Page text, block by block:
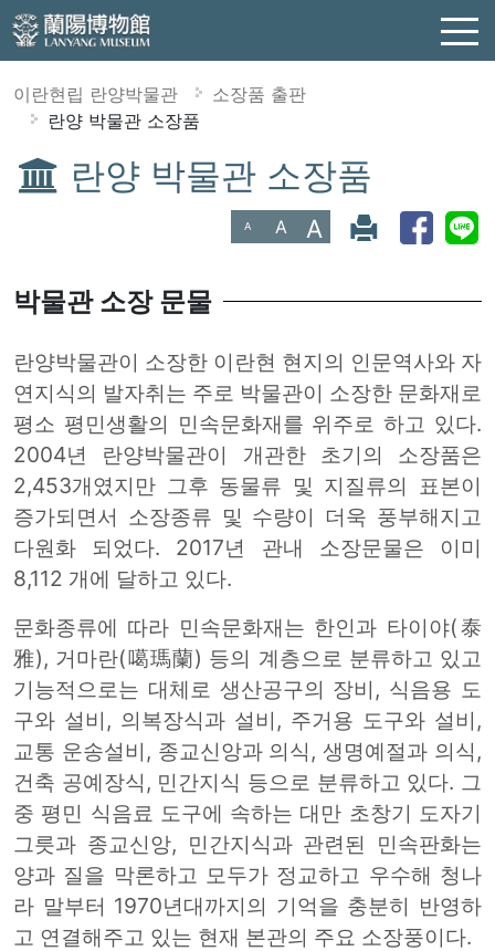
이란현립 란양박물관
소장품 출판
란양 박물관 소장품
란양 박물관 소장품
A A A
박물관 소장 문물
란양박물관이 소장한 이란현 현지의 인문역사와 자
연지식의 발자취는 주로 박물관이 소장한 문화재로
평소 평민생활의 민속문화재를 위주로 하고 있다.
2004년 란양박물관이 개관한 초기의 소장품은
2,453개였지만 그후 동물류 및 지질류의 표본이
증가되면서 소장종류 및 수량이 더욱 풍부해지고
다원화 되었다. 2017년 관내 소장문물은 이미
8,112 개에 달하고 있다.
문화종류에 따라 민속문화재는 한인과 타이야(泰
雅), 거마란(噶瑪蘭) 등의 계층으로 분류하고 있고
기능적으로는 대체로 생산공구의 장비, 식음용 도
구와 설비, 의복장식과 설비, 주거용 도구와 설비,
교통 운송설비, 종교신앙과 의식, 생명예절과 의식,
건축 공예장식, 민간지식 등으로 분류하고 있다. 그
중 평민 식음료 도구에 속하는 대만 초창기 도자기
그릇과 종교신앙, 민간지식과 관련된 민속판화는
양과 질을 막론하고 모두가 정교하고 우수해 청나
라 말부터 1970년대까지의 기억을 충분히 반영하
고 연결해주고 있는 현재 본관의 주요 소장풍이다.